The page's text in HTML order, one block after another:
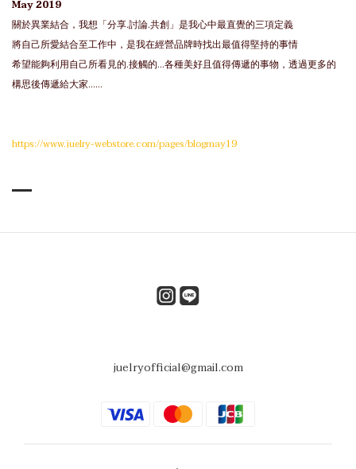
May 2019
關於異業結合，我想「分享.討論.共創」是我心中最直覺的三項定義
將自己所愛結合至工作中，是我在經營品牌時找出最值得堅持的事情
希望能夠利用自己所看見的.接觸的...各種美好且值得傳遞的事物，透過更多的
構思後傳遞給大家......
https://www.juelry-webstore.com/pages/blogmay19
juelryofficial@gmail.com